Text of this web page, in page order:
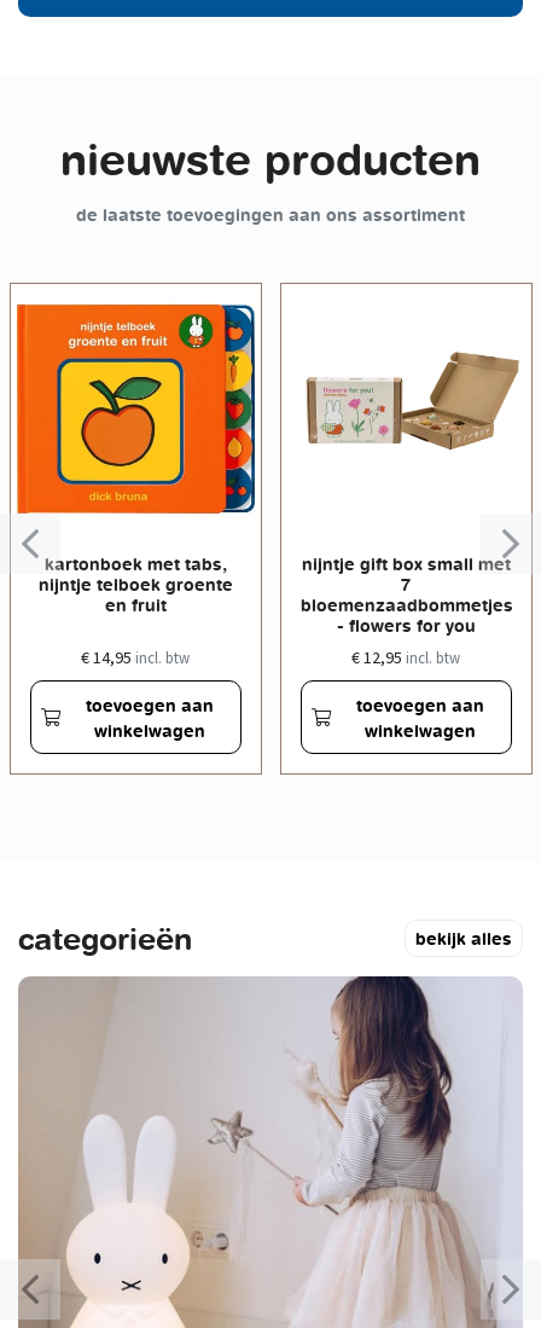
nieuwste producten
de laatste toevoegingen aan ons assortiment
kartonboek met tabs,
nijntje telboek groente
en fruit
€ 14,95 incl. btw
toevoegen aan
winkelwagen
nijntje gift box small met
7
bloemenzaadbommetjes
- flowers for you
€ 12,95 incl. btw
toevoegen aan
winkelwagen
categorieën bekijk alles